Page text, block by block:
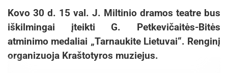
Kovo 30 d. 15 val. J. Miltinio dramos teatre bus
iškilmingai įteikti G. Petkevičaitės-Bitės
atminimo medaliai „Tarnaukite Lietuvai“. Renginį
organizuoja Kraštotyros muziejus.